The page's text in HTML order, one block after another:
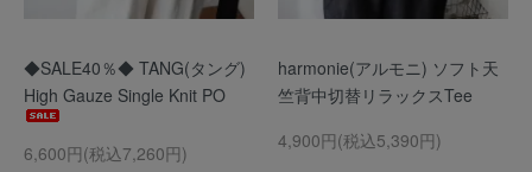
◆SALE40％◆ TANG(タング)
High Gauze Single Knit PO
6,600円(税込7,260円)
harmonie(アルモニ) ソフト天
竺背中切替リラックスTee
4,900円(税込5,390円)